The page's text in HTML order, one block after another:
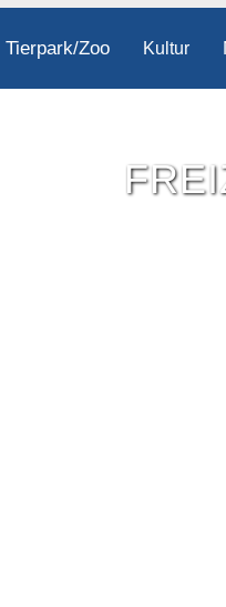
Tierpark/Zoo Kultur